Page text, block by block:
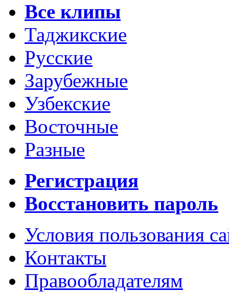
Все клипы
Таджикские
Русские
Зарубежные
Узбекские
Восточные
Разные
Регистрация
Восстановить пароль
Условия пользования
Контакты
Правообладателям